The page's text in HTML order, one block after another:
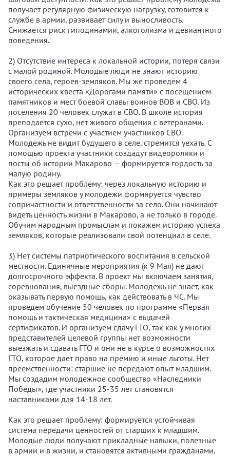
получает регулярную физическую нагрузку, готовится к
службе в армии, развивает силу и выносливость.
Снижается риск гиподинамии, алкоголизма и девиантного
поведения.
2) Отсутствие интереса к локальной истории, потеря связи
с малой родиной. Молодые люди не знают историю
своего села, героев-земляков. Мы же проведем 4
исторических квеста «Дорогами памяти» с посещением
памятников и мест боевой славы воинов ВОВ и СВО. Из
поселения 20 человек служат в СВО. В школе история
преподается сухо, нет живого общения с ветеранами.
Организуем встречи с участием участников СВО.
Молодежь не видит будущего в селе, стремится уехать. С
помощью проекта участники создадут видеоролики и
посты об истории Макарово — формируется гордость за
малую родину.
Как это решает проблему: через локальную историю и
примеры земляков у молодежи формируется чувство
сопричастности и ответственности за село. Они начинают
видеть ценность жизни в Макарово, а не только в городе.
Обучим народным промыслам и покажем историю успеха
земляков, которые реализовали свой потенциал в селе.
3) Нет системы патриотического воспитания в сельской
местности. Единичные мероприятия (к 9 Мая) не дают
долгосрочного эффекта. В проект мы включаем занятия,
соревнования, выездные сборы. Молодежь не знает, как
оказывать первую помощь, как действовать в ЧС. Мы
проведем обучение 50 человек по программе «Первая
помощь и тактическая медицина» с выдачей
сертификатов. И организуем сдачу ГТО, так как у многих
представителей целевой группы нет возможности
выезжать и сдавать ГТО и они не в курсе о возможностях
ГТО, которое дает право на премию и иные льготы. Нет
преемственности: старшие не передают опыт младшим.
Мы создадим молодежное сообщество «Наследники
Победы», где участники 25-35 лет становятся
наставниками для 14-18 лет.
Как это решает проблему: формируется устойчивая
система передачи ценностей от старших к младшим.
Молодые люди получают прикладные навыки, полезные
в армии и в жизни, и становятся активными гражданами.